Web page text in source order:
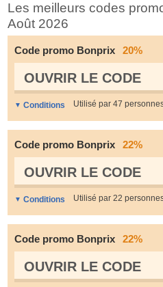
Les meilleurs codes
Août 2026
Code promo Bonprix 20%
OUVRIR LE СODE
Conditions Utilisé par 47
Code promo Bonprix 22%
OUVRIR LE СODE
Conditions Utilisé par 22
Code promo Bonprix 22%
OUVRIR LE СODE